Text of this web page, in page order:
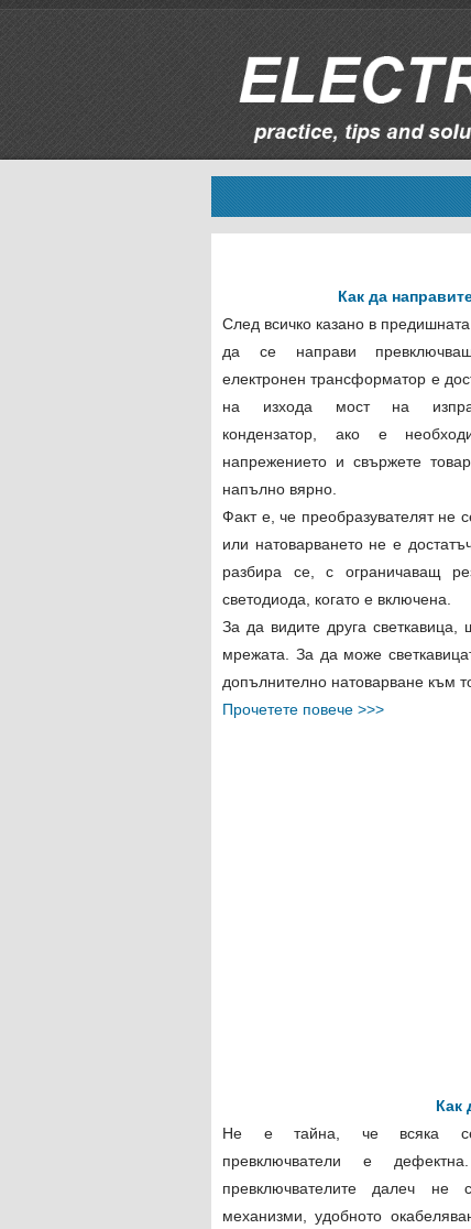
Как да
След всичко казано в
да се направи
електронен трансформатор е
на изхода мост на
кондензатор, ако е
напрежението и свържете
напълно вярно.
Факт е, че преобразувателят не
или натоварването не е
разбира се, с ограничаващ
светодиода, когато е включена.
За да видите друга
мрежата. За да може
допълнително натоварване към
Прочетете повече >>>
Как
Не е тайна, че всяка
превключватели е
превключвателите далеч не
механизми, удобното